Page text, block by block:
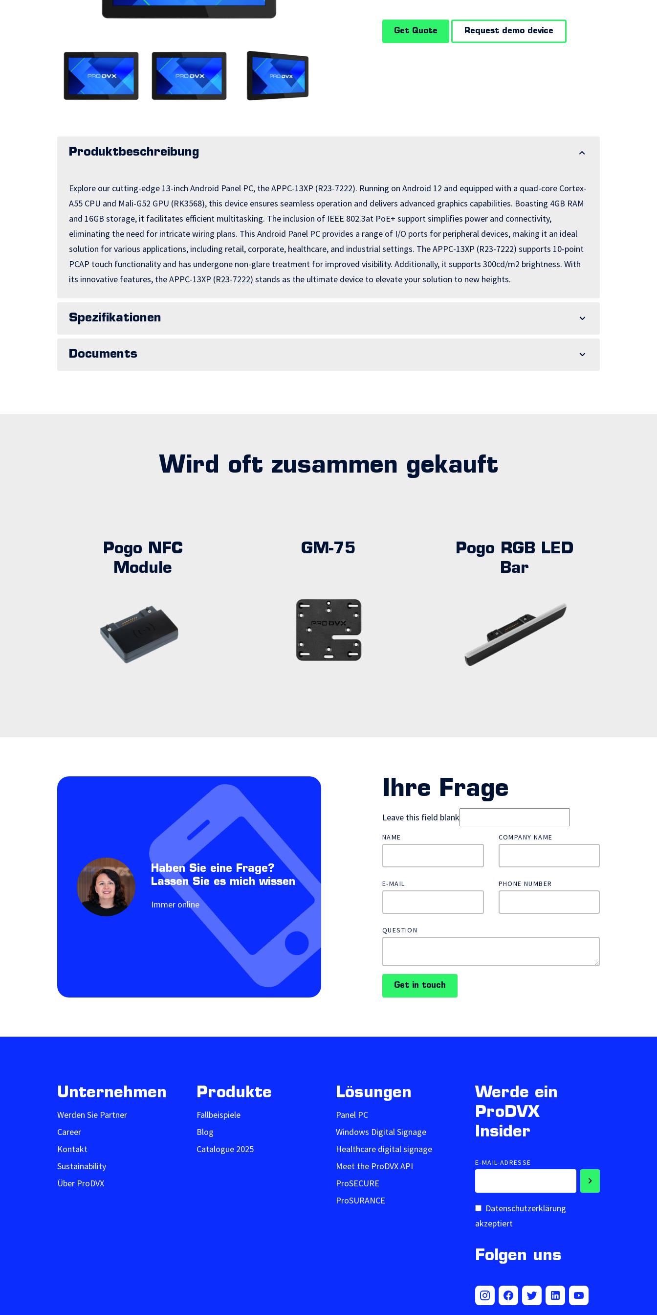
Get Quote Request demo device
Produktbeschreibung
Explore our cutting-edge 13-inch Android Panel PC, the APPC-13XP (R23-7222). Running on Android 12 and equipped with a quad-core Cortex-
A55 CPU and Mali-G52 GPU (RK3568), this device ensures seamless operation and delivers advanced graphics capabilities. Boasting 4GB RAM
and 16GB storage, it facilitates efficient multitasking. The inclusion of IEEE 802.3at PoE+ support simplifies power and connectivity,
eliminating the need for intricate wiring plans. This Android Panel PC provides a range of I/O ports for peripheral devices, making it an ideal
solution for various applications, including retail, corporate, healthcare, and industrial settings. The APPC-13XP (R23-7222) supports 10-point
PCAP touch functionality and has undergone non-glare treatment for improved visibility. Additionally, it supports 300cd/m2 brightness. With
its innovative features, the APPC-13XP (R23-7222) stands as the ultimate device to elevate your solution to new heights.
Spezifikationen
Documents
Wird oft zusammen gekauft
Pogo NFC
Module
GM-75
Pogo RGB LED
Bar
Haben Sie eine Frage?
Lassen Sie es mich wissen
Immer online
Ihre Frage
Leave this field blank
NAME COMPANY NAME
E-MAIL PHONE NUMBER
QUESTION
Get in touch
Unternehmen
Werden Sie Partner
Career
Kontakt
Sustainability
Über ProDVX
Produkte
Fallbeispiele
Blog
Catalogue 2025
Lösungen
Panel PC
Windows Digital Signage
Healthcare digital signage
Meet the ProDVX API
ProSECURE
ProSURANCE
Werde ein
ProDVX
Insider
E-MAIL-ADRESSE
Datenschutzerklärung
akzeptiert
Folgen uns